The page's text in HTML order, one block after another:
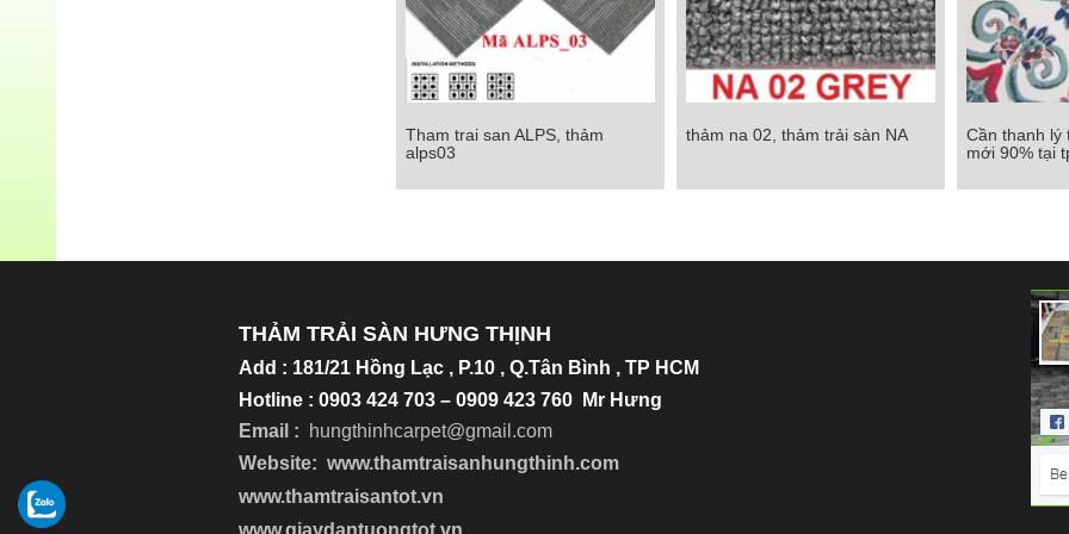
Tham trai san ALPS, thảm alps03
Tham trai san ALPS, thảm
alps03
thảm na 02, thảm trải sàn NA
thảm na 02, thảm trải sàn NA
Cần thanh lý
mới
Cần thanh lý
mới 90% tại
THẢM TRẢI SÀN HƯNG THỊNH
Add : 181/21 Hồng Lạc , P.10 , Q.Tân Bình , TP HCM
Hotline : 0903 424 703 – 0909 423 760 Mr Hưng
Email :
hungthinhcarpet@gmail.com
Website: www.thamtraisanhungthinh.com
www.thamtraisantot.vn
www.giaydantuongtot.vn